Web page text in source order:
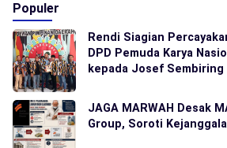
Populer
Rendi Siagian
DPD Pemuda Karya
kepada Josef Sembiring
JAGA MARWAH Desak
Group, Soroti